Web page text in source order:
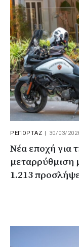
ΡΕΠΟΡΤΑΖ 30/03/
Νέα εποχή για
μεταρρύθμιση
1.213